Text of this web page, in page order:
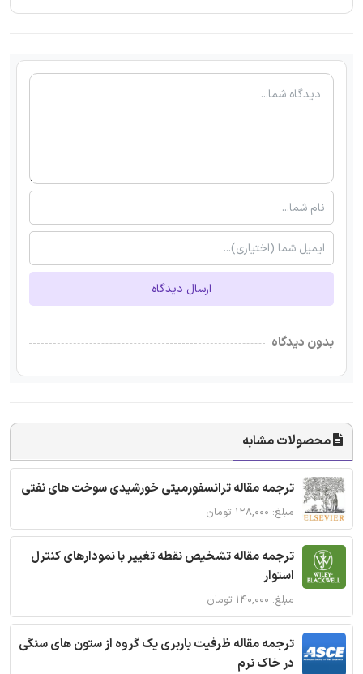
ارسال دیدگاه
بدون دیدگاه
محصولات مشابه
ترجمه مقاله ترانسفورمیتی خورشیدی سوخت های نفتی
مبلغ: ۱۲۸,۰۰۰ تومان
ترجمه مقاله تشخیص نقطه تغییر با نمودارهای کنترل
استوار
مبلغ: ۱۴۰,۰۰۰ تومان
ترجمه مقاله ظرفیت باربری یک گروه از ستون های سنگی
در خاک نرم